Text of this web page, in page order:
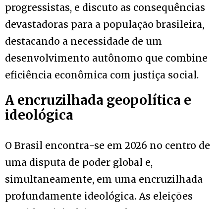
progressistas, e discuto as consequências
devastadoras para a população brasileira,
destacando a necessidade de um
desenvolvimento autônomo que combine
eficiência econômica com justiça social.
A encruzilhada geopolítica e
ideológica
O Brasil encontra-se em 2026 no centro de
uma disputa de poder global e,
simultaneamente, em uma encruzilhada
profundamente ideológica. As eleições